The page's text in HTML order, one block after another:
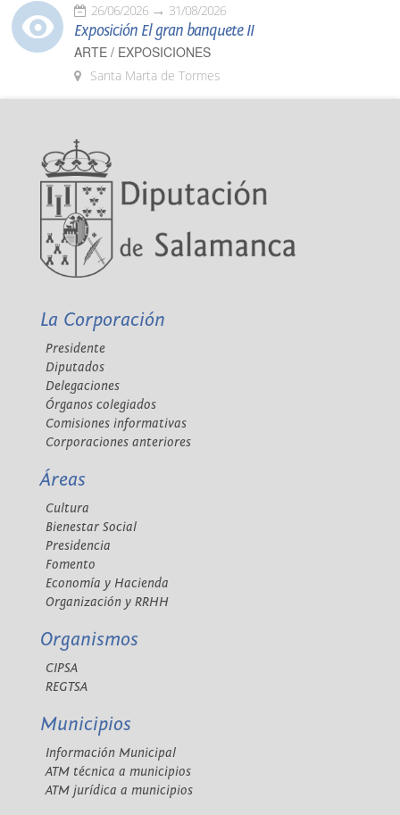
26/06/2026 31/08/2026
Exposición El gran banquete II
ARTE / EXPOSICIONES
Santa Marta de Tormes
La Corporación
Presidente
Diputados
Delegaciones
Órganos colegiados
Comisiones informativas
Corporaciones anteriores
Áreas
Cultura
Bienestar Social
Presidencia
Fomento
Economía y Hacienda
Organización y RRHH
Organismos
CIPSA
REGTSA
Municipios
Información Municipal
ATM técnica a municipios
ATM jurídica a municipios